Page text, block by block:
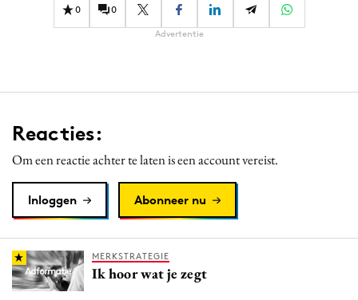
0 0
Advertentie
Reacties:
Om een reactie achter te laten is een account vereist.
Inloggen Abonneer nu
MERKSTRATEGIE
Ik hoor wat je zegt